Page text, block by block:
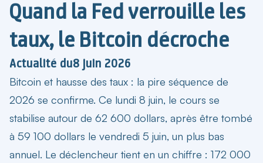
Quand la Fed verrouille les
taux, le Bitcoin décroche
Actualité du8 juin 2026
Bitcoin et hausse des taux : la pire séquence de
2026 se confirme. Ce lundi 8 juin, le cours se
stabilise autour de 62 600 dollars, après être tombé
à 59 100 dollars le vendredi 5 juin, un plus bas
annuel. Le déclencheur tient en un chiffre : 172 000